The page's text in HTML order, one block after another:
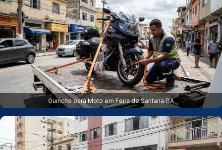
Guincho para Moto em Feira de Santana‑BA